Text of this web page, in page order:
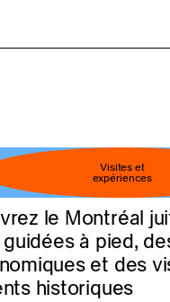
Visites et
expériences
le Montréal
à pied,
et des
historiques